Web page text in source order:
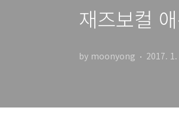
재즈보컬
by moonyong 2017.